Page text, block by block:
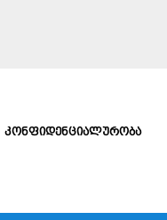
ᲙᲝᲜᲤᲘᲓᲔᲜᲪᲘᲐᲚᲣᲠᲝᲑᲐ